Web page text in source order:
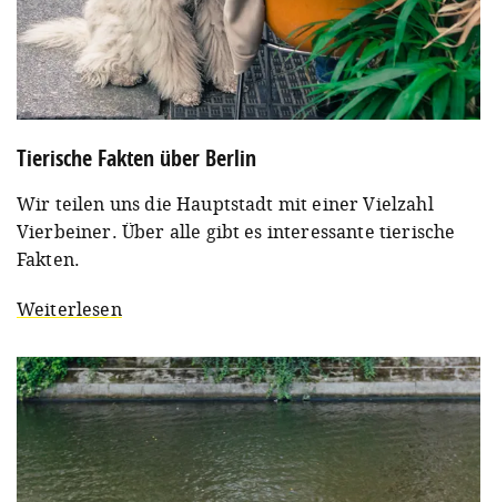
Tierische Fakten über Berlin
Wir teilen uns die Hauptstadt mit einer Vielzahl
Vierbeiner. Über alle gibt es interessante tierische
Fakten.
Weiterlesen